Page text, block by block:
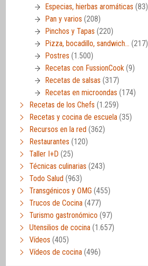
Especias, hierbas aromáticas (83)
Pan y varios (208)
Pinchos y Tapas (220)
Pizza, bocadillo, sandwich… (217)
Postres (1.500)
Recetas con FussionCook (9)
Recetas de salsas (317)
Recetas en microondas (174)
Recetas de los Chefs (1.259)
Recetas y cocina de escuela (35)
Recursos en la red (362)
Restaurantes (120)
Taller I+D (25)
Técnicas culinarias (243)
Todo Salud (963)
Transgénicos y OMG (455)
Trucos de Cocina (477)
Turismo gastronómico (97)
Utensilios de cocina (1.657)
Vídeos (405)
Vídeos de cocina (496)